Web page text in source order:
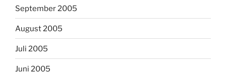
September 2005
August 2005
Juli 2005
Juni 2005